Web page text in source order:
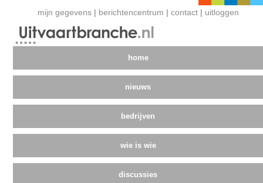
mijn gegevens| berichtencentrum contact| uitloggen
home
nieuws
bedrijven
wie is wie
discussies